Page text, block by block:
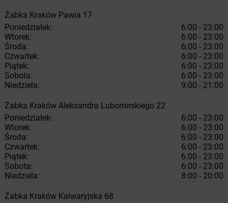
Żabka Kraków Pawia 17
Poniedziałek:
6:00 - 23:00
Wtorek:
6:00 - 23:00
Środa:
6:00 - 23:00
Czwartek:
6:00 - 23:00
Piątek:
6:00 - 23:00
Sobota:
6:00 - 23:00
Niedziela:
9:00 - 21:00
Żabka Kraków Aleksandra Lubomirskiego 22
Poniedziałek:
6:00 - 23:00
Wtorek:
6:00 - 23:00
Środa:
6:00 - 23:00
Czwartek:
6:00 - 23:00
Piątek:
6:00 - 23:00
Sobota:
6:00 - 23:00
Niedziela:
8:00 - 20:00
Żabka Kraków Kalwaryjska 68